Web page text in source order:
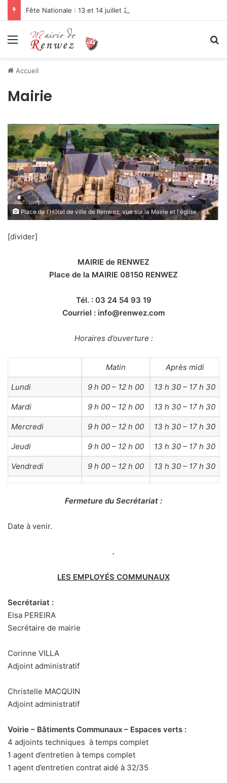
Fête Nationale : 13 et 14 juillet 2026
Menu
Accueil
Mairie
Place de l'Hôtel de ville de Renwez, vue sur la Mairie et l'église
[divider]
MAIRIE de RENWEZ
Place de la MAIRIE 08150 RENWEZ
Tél. : 03 24 54 93 19
Courriel : info@renwez.com
Horaires d’ouverture :
Matin Après midi
Lundi 9 h 00 – 12 h 00 13 h 30 – 17 h 30
Mardi 9 h 00 – 12 h 00 13 h 30 – 17 h 30
Mercredi 9 h 00 – 12 h 00 13 h 30 – 17 h 30
Jeudi 9 h 00 – 12 h 00 13 h 30 – 17 h 30
Vendredi 9 h 00 – 12 h 00 13 h 30 – 17 h 30
Fermeture du Secrétariat :
Date à venir.
.
LES EMPLOYÉS COMMUNAUX
Secrétariat :
Elsa PEREIRA
Secrétaire de mairie
Corinne VILLA
Adjoint administratif
Christelle MACQUIN
Adjoint administratif
Voirie – Bâtiments Communaux – Espaces verts :
4 adjoints techniques à temps complet
1 agent d’entretien à temps complet
1 agent d’entretien contrat aidé à 32/35